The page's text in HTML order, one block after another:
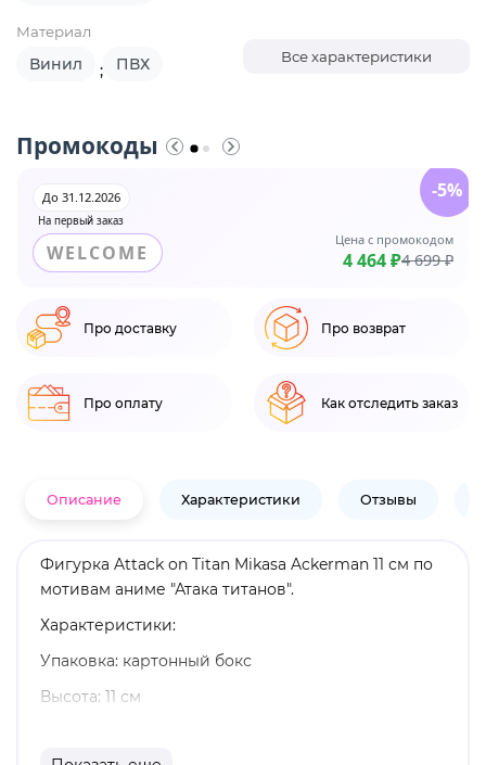
Материал
Винил ; ПВХ Все характеристики
Промокоды
На первый заказ
До 31.12.2026
WELCOME
Цена с промокодом
4 464 ₽4 699 ₽
-5%
Про доставку Про возврат
Про оплату Как отследить заказ
Описание Характеристики Отзывы
Фигурка Attack on Titan Mikasa Ackerman 11 см по
мотивам аниме "Атака титанов".
Характеристики:
Упаковка: картонный бокс
Высота: 11 см